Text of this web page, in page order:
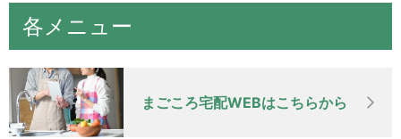
各メニュー
まごころ宅配WEBはこちらから